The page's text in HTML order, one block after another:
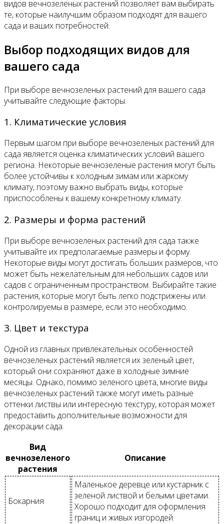
видов вечнозеленых растений позволяет вам выбирать
те, которые наилучшим образом подходят для вашего
сада и ваших потребностей.
Выбор подходящих видов для
вашего сада
При выборе вечнозеленых растений для вашего сада
учитывайте следующие факторы:
1. Климатические условия
Первым шагом при выборе вечнозеленых растений для
сада является оценка климатических условий вашего
региона. Некоторые вечнозеленые растения могут быть
более устойчивы к холодным зимам или жаркому
климату, поэтому важно выбрать виды, которые
приспособлены к вашему конкретному климату.
2. Размеры и форма растений
При выборе вечнозеленых растений для сада также
учитывайте их предполагаемые размеры и форму.
Некоторые виды могут достигать больших размеров, что
может быть нежелательным для небольших садов или
садов с ограниченным пространством. Выбирайте такие
растения, которые могут быть легко подстрижены или
контролируемы в размере, если это необходимо.
3. Цвет и текстура
Одной из главных привлекательных особенностей
вечнозеленых растений является их зеленый цвет,
который они сохраняют даже в холодные зимние
месяцы. Однако, помимо зеленого цвета, многие виды
вечнозеленых растений также могут иметь разные
оттенки листвы или интересную текстуру, которая может
предоставить дополнительные возможности для
декорации сада.
Вид
вечнозеленого
растения
Описание
Бокарния
Маленькое деревце или кустарник с
зеленой листвой и белыми цветами.
Хорошо подходит для оформления
границ и живых изгородей.